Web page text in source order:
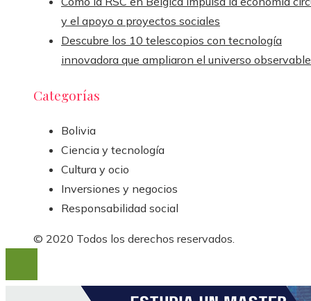
y el apoyo a proyectos sociales
Descubre los 10 telescopios con tecnología
innovadora que ampliaron el universo observable
Categorías
Bolivia
Ciencia y tecnología
Cultura y ocio
Inversiones y negocios
Responsabilidad social
© 2020 Todos los derechos reservados.